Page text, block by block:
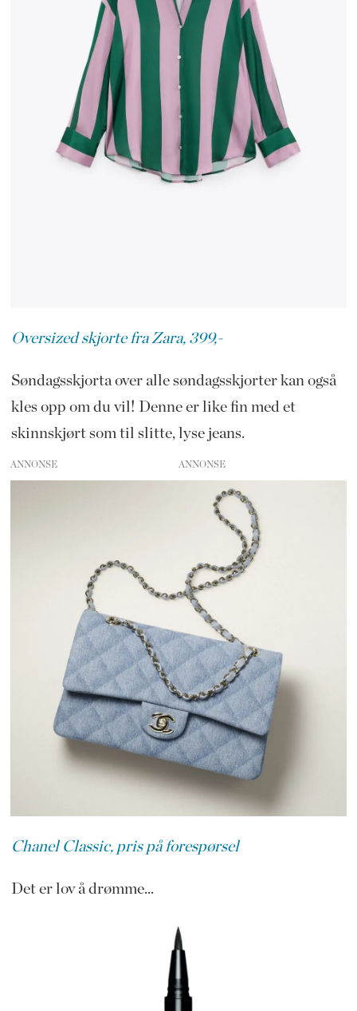
Oversized skjorte fra Zara, 399,-
Søndagsskjorta over alle søndagsskjorter kan også
kles opp om du vil! Denne er like fin med et
skinnskjørt som til slitte, lyse jeans.
ANNONSE
Chanel Classic, pris på forespørsel
Det er lov å drømme...